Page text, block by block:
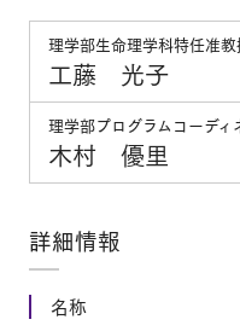
理学部生命理学科特任准教
工藤 光子
理学部プログラムコーディ
木村 優里
詳細情報
名称